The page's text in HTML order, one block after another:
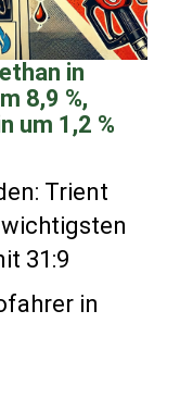
in
8,9 %,
um 1,2 %
Trient
31:9
in